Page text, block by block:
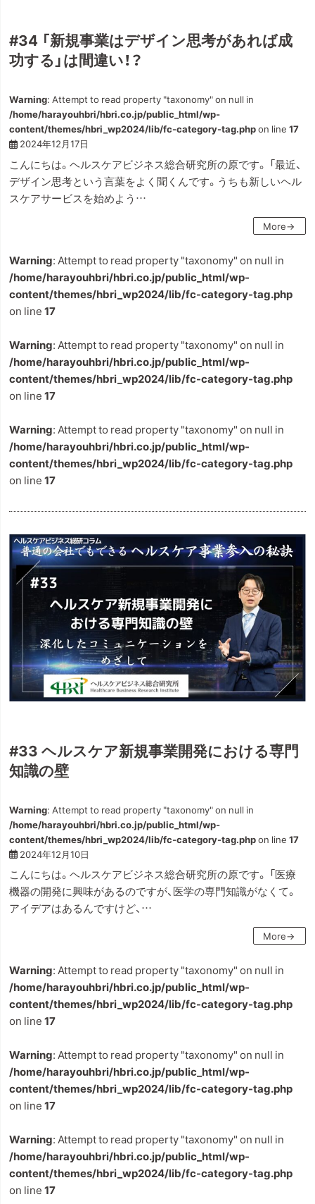
#34 「新規事業はデザイン思考があれば成
功する」は間違い！？
Warning: Attempt to read property "taxonomy" on null in
/home/harayouhbri/hbri.co.jp/public_html/wp-
content/themes/hbri_wp2024/lib/fc-category-tag.phpon line17
2024年12月17日
こんにちは。ヘルスケアビジネス総合研究所の原です。 「最近、
デザイン思考という言葉をよく聞くんです。うちも新しいヘル
スケアサービスを始めよう…
More→
Warning: Attempt to read property "taxonomy" on null in
/home/harayouhbri/hbri.co.jp/public_html/wp-
content/themes/hbri_wp2024/lib/fc-category-tag.php
on line17
Warning: Attempt to read property "taxonomy" on null in
/home/harayouhbri/hbri.co.jp/public_html/wp-
content/themes/hbri_wp2024/lib/fc-category-tag.php
on line17
Warning: Attempt to read property "taxonomy" on null in
/home/harayouhbri/hbri.co.jp/public_html/wp-
content/themes/hbri_wp2024/lib/fc-category-tag.php
on line17
#33 ヘルスケア新規事業開発における専門
知識の壁
Warning: Attempt to read property "taxonomy" on null in
/home/harayouhbri/hbri.co.jp/public_html/wp-
content/themes/hbri_wp2024/lib/fc-category-tag.phpon line17
2024年12月10日
こんにちは。ヘルスケアビジネス総合研究所の原です。 「医療
機器の開発に興味があるのですが、医学の専門知識がなくて。
アイデアはあるんですけど、…
More→
Warning: Attempt to read property "taxonomy" on null in
/home/harayouhbri/hbri.co.jp/public_html/wp-
content/themes/hbri_wp2024/lib/fc-category-tag.php
on line17
Warning: Attempt to read property "taxonomy" on null in
/home/harayouhbri/hbri.co.jp/public_html/wp-
content/themes/hbri_wp2024/lib/fc-category-tag.php
on line17
Warning: Attempt to read property "taxonomy" on null in
/home/harayouhbri/hbri.co.jp/public_html/wp-
content/themes/hbri_wp2024/lib/fc-category-tag.php
on line17